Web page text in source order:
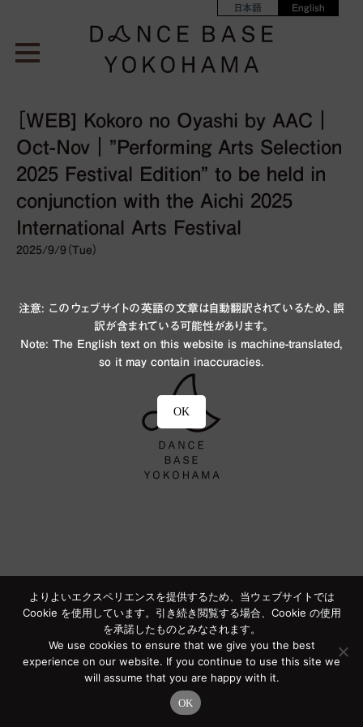
日本語 English
［WEB] Kokoro no Oyashi by AAC｜
Oct-Nov｜”Performing Arts Selection
2025 Festival Edition” to be held in
conjunction with the Aichi 2025
International Arts Festival
2025/9/9（Tue）
よりよいエクスペリエンスを提供するため、当ウェブサイトでは
Cookie を使用しています。引き続き閲覧する場合、Cookie の使用
を承諾したものとみなされます。
We use cookies to ensure that we give you the best
experience on our website. If you continue to use this site we
will assume that you are happy with it.
OK
注意: このウェブサイトの英語の文章は自動翻訳されているため、誤
訳が含まれている可能性があります。
Note: The English text on this website is machine-translated,
so it may contain inaccuracies.
OK